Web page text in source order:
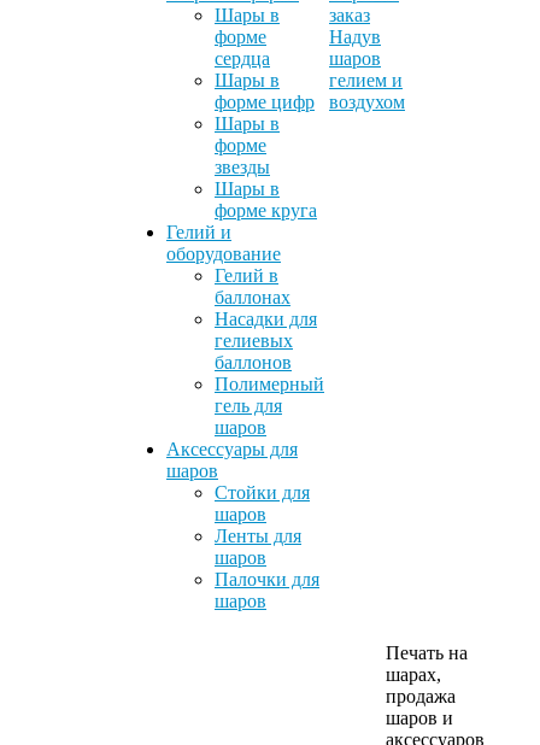
Шары в
форме
сердца
Шары в
форме цифр
Шары в
форме
звезды
Шары в
форме круга
Гелий и
оборудование
Гелий в
баллонах
Насадки для
гелиевых
баллонов
Полимерный
гель для
шаров
Аксессуары для
шаров
Стойки для
шаров
Ленты для
шаров
Палочки для
шаров
заказ
Надув
шаров
гелием и
воздухом
Печать на
шарах,
продажа
шаров и
аксессуаров